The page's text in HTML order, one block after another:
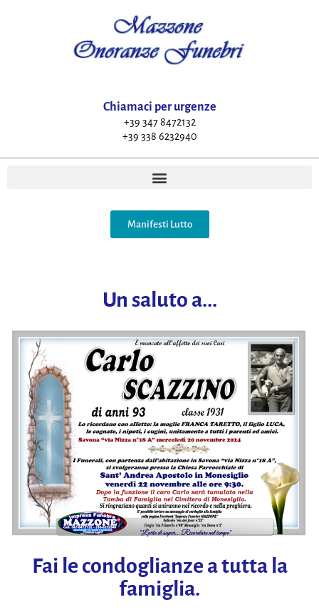
Chiamaci per urgenze
+39 347 8472132
+39 338 6232940
Manifesti Lutto
Un saluto a...
Fai le condoglianze a tutta la
famiglia.